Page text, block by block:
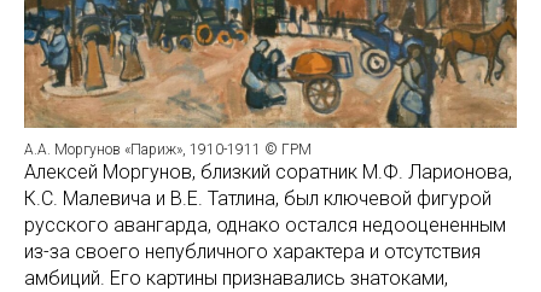
А.А. Моргунов «Париж», 1910-1911 © ГРМ
Алексей Моргунов, близкий соратник М.Ф. Ларионова,
К.С. Малевича и В.Е. Татлина, был ключевой фигурой
русского авангарда, однако остался недооцененным
из-за своего непубличного характера и отсутствия
амбиций. Его картины признавались знатоками,